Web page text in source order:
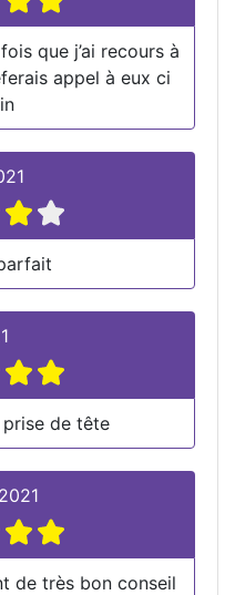
que j’ai recours à
appel à eux ci
de tête
de très bon conseil